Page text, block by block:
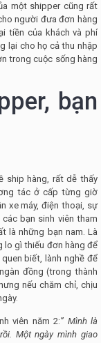
một shipper cũng rất
người đưa đơn hàng
tiền của khách và phí
lại cho họ cả thu nhập
trong cuộc sống hàng
bạn
ship hàng, rất dễ thấy
tác ở cấp từng giờ
xe máy, điện thoại, sự
bạn sinh viên tham
là những bạn nam. Là
lo gì thiếu đơn hàng để
quen biết, lành nghề để
đồng (trong thành
nếu chăm chỉ, chịu
viên năm 2:” Mình là
Một ngày mình giao